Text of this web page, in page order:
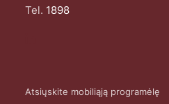
Tel. 1898
Atsiųskite mobiliąją programėlę